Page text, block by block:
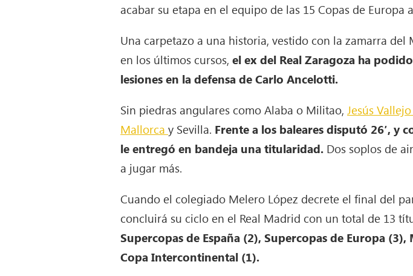
acabar su etapa en el equipo de las 15 Copas de Europa
Una carpetazo a una historia, vestido con la zamarra
en los últimos cursos,el ex del Real Zaragoza ha
lesiones en la defensa de Carlo Ancelotti.
Sin piedras angulares como Alaba o Militao, Jesús
Mallorcay Sevilla. Frente a los baleares disputó 26′, y
le entregó en bandeja una titularidad. Dos soplos de
a jugar más.
Cuando el colegiado Melero López decrete el final del
concluirá su ciclo en el Real Madrid con un total de 13
Supercopas de España (2), Supercopas de Europa
Copa Intercontinental (1).